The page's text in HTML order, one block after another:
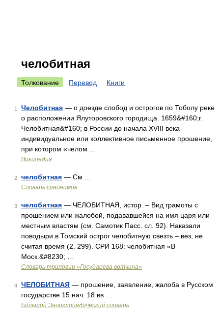
челобитная
Толкование Перевод Книги
1 Челобитная — о доезде слобод и острогов по Тоболу реке
о расположении Ялуторовского городища. 1659&#160;г.
Челобитная&#160; в России до начала XVIII века
индивидуальное или коллективное письменное прошение,
при котором «челом …
Википедия
2 челобитная — См …
Словарь синонимов
3 челобитная — ЧЕЛОБИТНАЯ, истор. – Вид грамоты с
прошением или жалобой, подававшейся на имя царя или
местным властям (см. Самотик Пасс. сл. 92). Наказали
поводыри в Томский острог челобитную свезть – вез, не
считая время (2. 299). СРИ 168: челобитная «В
Моск.&#8230; …
Словарь трилогии «Государева вотчина»
4 ЧЕЛОБИТНАЯ — прошение, заявление, жалоба в Русском
государстве 15 нач. 18 вв …
Большой Энциклопедический словарь